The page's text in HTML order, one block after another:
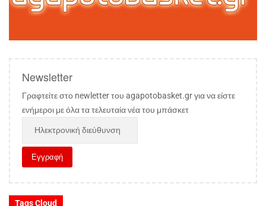
Newsletter
Γραφτείτε στο newletter του agapotobasket.gr για να είστε
ενήμεροι με όλα τα τελευταία νέα του μπάσκετ
Tags Cloud